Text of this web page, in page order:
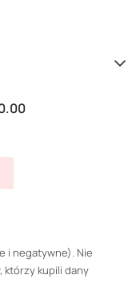
i negatywne). Nie
którzy kupili dany